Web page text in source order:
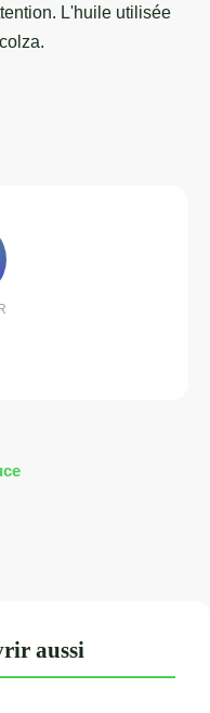
L'huile utilisée
aussi